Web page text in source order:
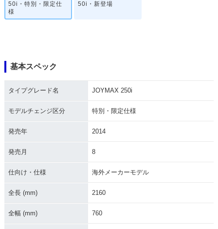
50i・特別・限定仕
様
50i・新登場
基本スペック
タイプグレード名 JOYMAX 250i
モデルチェンジ区分 特別・限定仕様
発売年 2014
発売月 8
仕向け・仕様 海外メーカーモデル
全長 (mm) 2160
全幅 (mm) 760